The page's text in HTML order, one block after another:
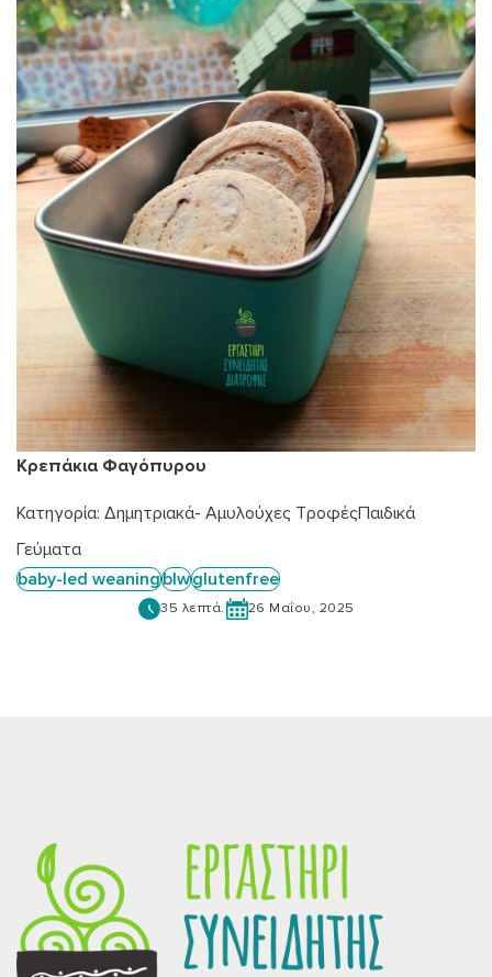
Κρεπάκια Φαγόπυρου
Κατηγορία: Δημητριακά- Αμυλούχες ΤροφέςΠαιδικά
Γεύματα
baby-led weaningblwglutenfree
35 λεπτά. 26 Μαΐου, 2025